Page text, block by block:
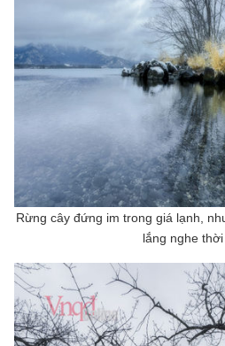
Rừng cây đứng im trong giá lạnh,
lắng nghe thời